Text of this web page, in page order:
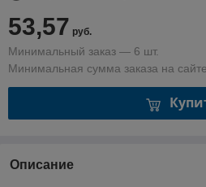
53,57 руб.
Минимальный заказ — 6 шт.
Минимальная сумма заказа на
Описание